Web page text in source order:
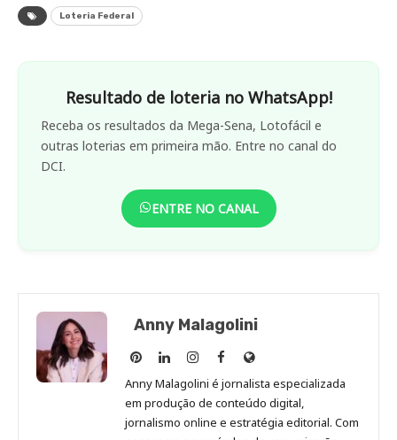
Loteria Federal
Resultado de loteria no WhatsApp!
Receba os resultados da Mega-Sena, Lotofácil e
outras loterias em primeira mão. Entre no canal do
DCI.
ENTRE NO CANAL
Anny Malagolini
Anny
Malagolini
no
Pinterest
Anny
Malagolini
no
LinkedIn
Anny
Malagolini
no
Instagram
Anny
Malagolini
no
Facebook
Site
de
Anny
Malagolini
Anny Malagolini é jornalista especializada
em produção de conteúdo digital,
jornalismo online e estratégia editorial. Com